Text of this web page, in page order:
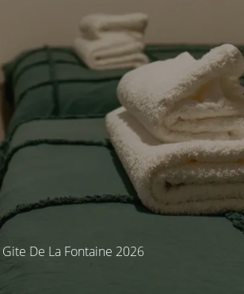
De La Fontaine 2026